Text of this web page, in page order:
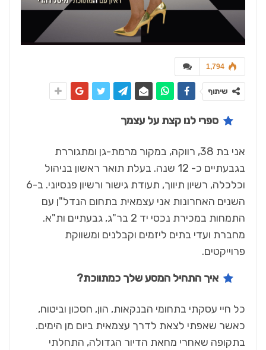
1,794
שיתוף
ספרי לנו קצת על עצמך
אני בת 38, רווקה, במקור מרמת-גן ומתגוררת
בגבעתיים כ- 12 שנה. בעלת תואר ראשון בניהול
וכלכלה, רשיון תיווך, תעודת גישור ורשיון פנסיוני. ב-6
השנים האחרונות אני עצמאית בתחום הנדל"ן עם
התמחות במכירת נכסי יד 2 בר"ג, גבעתיים ות"א.
מחברת ועדי בתים ליזמים וקבלנים ומשווקת
פרוייקטים.
איך התחיל המסע שלך כמתווכת?
כל חיי עסקתי בתחומי הבנקאות, הון, חסכון וביטוח,
כאשר שאפתי לצאת לדרך עצמאית ביום מן הימים.
בתקופה שאחרי מחאת הדיור הגדולה, התחלתי